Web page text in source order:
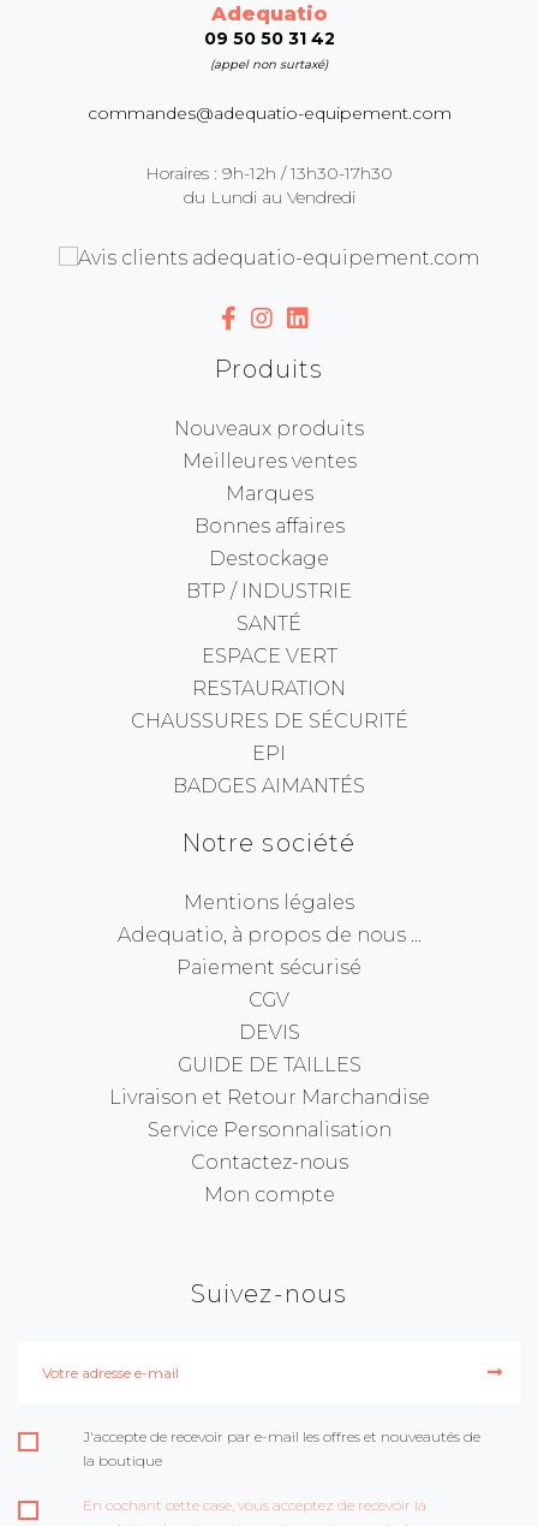
Adequatio
09 50 50 31 42
(appel non surtaxé)
commandes@adequatio-equipement.com
Horaires : 9h-12h / 13h30-17h30
du Lundi au Vendredi
Produits
Nouveaux produits
Meilleures ventes
Marques
Bonnes affaires
Destockage
BTP / INDUSTRIE
SANTÉ
ESPACE VERT
RESTAURATION
CHAUSSURES DE SÉCURITÉ
EPI
BADGES AIMANTÉS
Notre société
Mentions légales
Adequatio, à propos de nous ...
Paiement sécurisé
CGV
DEVIS
GUIDE DE TAILLES
Livraison et Retour Marchandise
Service Personnalisation
Contactez-nous
Mon compte
Suivez-nous
J'accepte de recevoir par e-mail les offres et nouveautés de
la boutique
En cochant cette case, vous acceptez de recevoir la